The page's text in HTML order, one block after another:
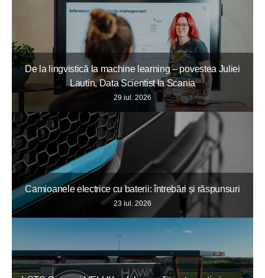
De la lingvistică la machine learning – povestea Juliei
Lautin, Data Scientist la Scania
29 iul. 2026
Camioanele electrice cu baterii: întrebări și răspunsuri
23 iul. 2026